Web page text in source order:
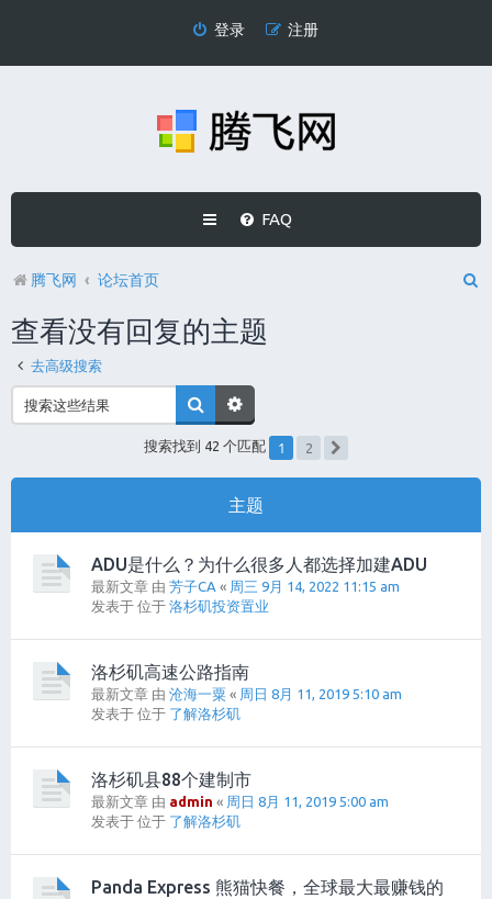
登录 注册
FAQ
腾飞网 论坛首页
查看没有回复的主题
去高级搜索
搜索找到 42 个匹配 1
2
主题
ADU是什么？为什么很多人都选择加建ADU
最新文章 由 芳子CA « 周三 9月 14, 2022 11:15 am
发表于 位于 洛杉矶投资置业
洛杉矶高速公路指南
最新文章 由 沧海一粟 « 周日 8月 11, 2019 5:10 am
发表于 位于 了解洛杉矶
洛杉矶县88个建制市
最新文章 由 admin « 周日 8月 11, 2019 5:00 am
发表于 位于 了解洛杉矶
Panda Express 熊猫快餐，全球最大最赚钱的